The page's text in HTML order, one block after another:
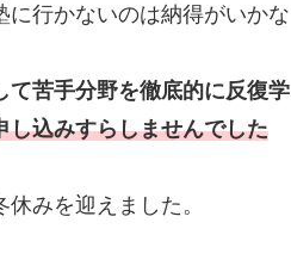
行かないのは納得がいかな
て苦手分野を徹底的に反復学
し込みすらしませんでした
みを迎えました。